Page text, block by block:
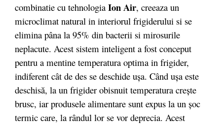
combinatie cu tehnologia Ion Air, creeaza un
microclimat natural in interiorul frigiderului si se
elimina pâna la 95% din bacterii si mirosurile
neplacute. Acest sistem inteligent a fost conceput
pentru a mentine temperatura optima in frigider,
indiferent cât de des se deschide ușa. Când ușa este
deschisă, la un frigider obisnuit temperatura crește
brusc, iar produsele alimentare sunt expus la un șoc
termic care, la rândul lor se vor deprecia. Acest